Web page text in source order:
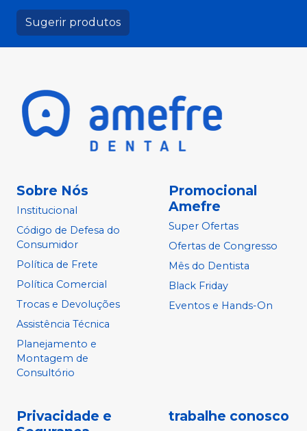
Sugerir produtos
Sobre Nós
Institucional
Código de Defesa do
Consumidor
Política de Frete
Política Comercial
Trocas e Devoluções
Assistência Técnica
Planejamento e
Montagem de
Consultório
Promocional
Amefre
Super Ofertas
Ofertas de Congresso
Mês do Dentista
Black Friday
Eventos e Hands-On
Privacidade e
trabalhe conosco